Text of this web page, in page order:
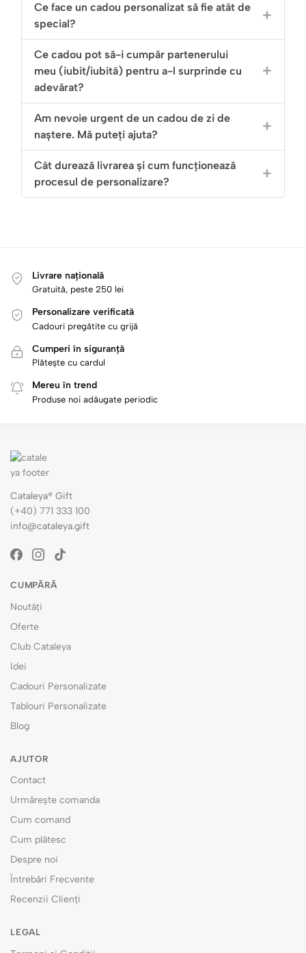
Ce face un cadou personalizat să fie atât de
special?
Ce cadou pot să-i cumpăr partenerului
meu (iubit/iubită) pentru a-l surprinde cu
adevărat?
Am nevoie urgent de un cadou de zi de
naștere. Mă puteți ajuta?
Cât durează livrarea și cum funcționează
procesul de personalizare?
Livrare națională
Gratuită, peste 250 lei
Personalizare verificată
Cadouri pregătite cu grijă
Cumperi în siguranță
Plătește cu cardul
Mereu în trend
Produse noi adăugate periodic
Cataleya® Gift
(+40) 771 333 100
info@cataleya.gift
CUMPĂRĂ
Noutăți
Oferte
Club Cataleya
Idei
Cadouri Personalizate
Tablouri Personalizate
Blog
AJUTOR
Contact
Urmărește comanda
Cum comand
Cum plătesc
Despre noi
Întrebări Frecvente
Recenzii Clienți
LEGAL